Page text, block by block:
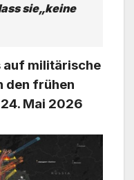
sie„keine
auf militärische
den frühen
Mai 2026